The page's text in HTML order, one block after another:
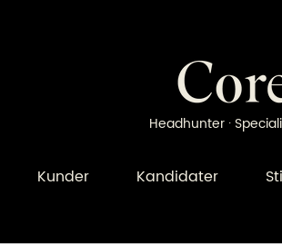
Headhunter ·
Kunder Kandidater